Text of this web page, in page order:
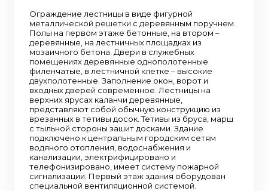
Ограждение лестницы в виде фигурной
металлической решетки с деревянным поручнем.
Полы на первом этаже бетонные, на втором –
деревянные, на лестничных площадках из
мозаичного бетона. Двери в служебных
помещениях деревянные однополотенные
филенчатые, в лестничной клетке – высокие
двухполотенные. Заполнение окон, ворот и
входных дверей современное. Лестницы на
верхних ярусах каланчи деревянные,
представляют собой обычную конструкцию из
врезанных в тетивы досок. Тетивы из бруса, марш
с тыльной стороны зашит досками. Здание
подключено к центральным городским сетям
водяного отопления, водоснабжения и
канализации, электрифицировано и
телефонизировано, имеет систему пожарной
сигнализации. Первый этаж здания оборудован
специальной вентиляционной системой.